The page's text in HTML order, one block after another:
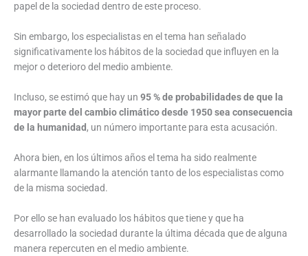
papel de la sociedad dentro de este proceso.
Sin embargo, los especialistas en el tema han señalado
significativamente los hábitos de la sociedad que influyen en la
mejor o deterioro del medio ambiente.
Incluso, se estimó que hay un 95 % de probabilidades de que la
mayor parte del cambio climático desde 1950 sea consecuencia
de la humanidad , un número importante para esta acusación.
Ahora bien, en los últimos años el tema ha sido realmente
alarmante llamando la atención tanto de los especialistas como
de la misma sociedad.
Por ello se han evaluado los hábitos que tiene y que ha
desarrollado la sociedad durante la última década que de alguna
manera repercuten en el medio ambiente.